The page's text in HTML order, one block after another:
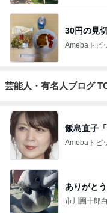
30円の見
Amebaトピ
芸能人・有名人ブログ
飯島直子
Amebaトピ
ありがと
市川團十郎